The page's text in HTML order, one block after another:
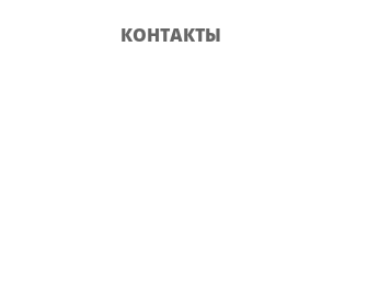
КОНТАКТЫ